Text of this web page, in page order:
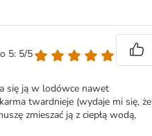
5: 5/5
się ją w lodówce nawet
twardnieje (wydaje mi się, że
zmieszać ją z ciepłą wodą,